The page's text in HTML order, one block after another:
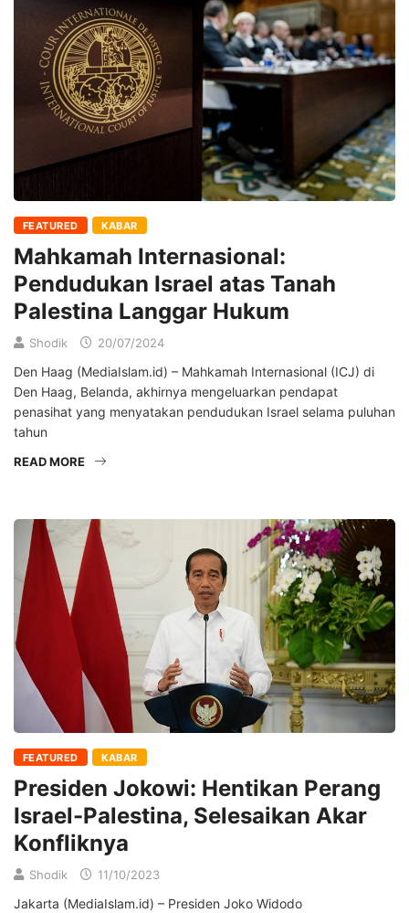
FEATURED KABAR
Mahkamah Internasional:
Pendudukan Israel atas Tanah
Palestina Langgar Hukum
Shodik 20/07/2024
Den Haag (MediaIslam.id) – Mahkamah Internasional (ICJ) di
Den Haag, Belanda, akhirnya mengeluarkan pendapat
penasihat yang menyatakan pendudukan Israel selama puluhan
tahun
READ MORE
FEATURED KABAR
Presiden Jokowi: Hentikan Perang
Israel-Palestina, Selesaikan Akar
Konfliknya
Shodik 11/10/2023
Jakarta (MediaIslam.id) – Presiden Joko Widodo